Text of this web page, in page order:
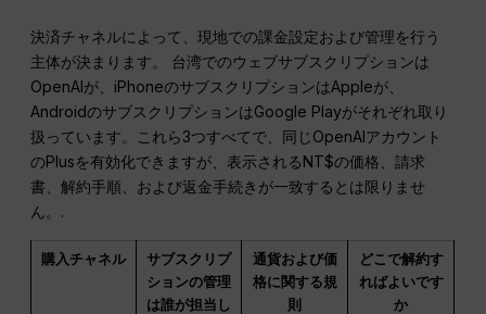
決済チャネルによって、現地での課金設定および管理を行う
主体が決まります。 台湾でのウェブサブスクリプションは
OpenAIが、iPhoneのサブスクリプションはAppleが、
AndroidのサブスクリプションはGoogle Playがそれぞれ取り
扱っています。これら3つすべてで、同じOpenAIアカウント
のPlusを有効化できますが、表示されるNT$の価格、請求
書、解約手順、および返金手続きが一致するとは限りませ
ん。.
購入チャネル
サブスクリプ
ションの管理
は誰が担当し
通貨および価
格に関する規
則
どこで解約す
ればよいです
か